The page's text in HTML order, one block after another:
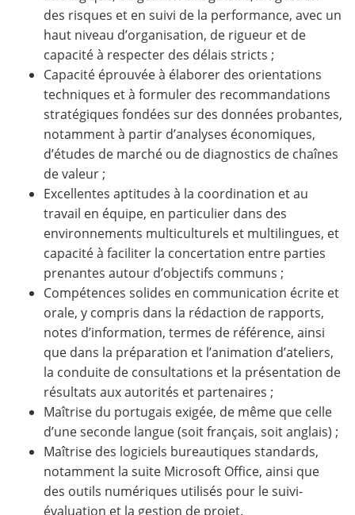
des risques et en suivi de la performance, avec un
haut niveau d’organisation, de rigueur et de
capacité à respecter des délais stricts ;
Capacité éprouvée à élaborer des orientations
techniques et à formuler des recommandations
stratégiques fondées sur des données probantes,
notamment à partir d’analyses économiques,
d’études de marché ou de diagnostics de chaînes
de valeur ;
Excellentes aptitudes à la coordination et au
travail en équipe, en particulier dans des
environnements multiculturels et multilingues, et
capacité à faciliter la concertation entre parties
prenantes autour d’objectifs communs ;
Compétences solides en communication écrite et
orale, y compris dans la rédaction de rapports,
notes d’information, termes de référence, ainsi
que dans la préparation et l’animation d’ateliers,
la conduite de consultations et la présentation de
résultats aux autorités et partenaires ;
Maîtrise du portugais exigée, de même que celle
d’une seconde langue (soit français, soit anglais) ;
Maîtrise des logiciels bureautiques standards,
notamment la suite Microsoft Office, ainsi que
des outils numériques utilisés pour le suivi-
évaluation et la gestion de projet.